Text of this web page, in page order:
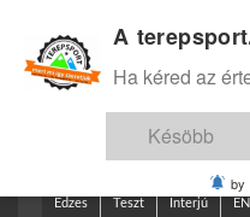
Edzes Teszt Interjú
A
Ha kéred az
Késöbb
by